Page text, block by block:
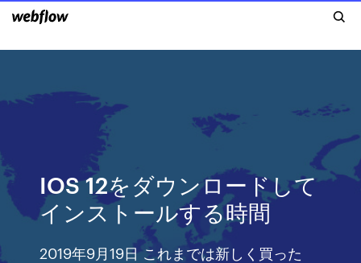
IOS 12をダウンロードして
インストールする時間
2019年9月19日 これまでは新しく買った